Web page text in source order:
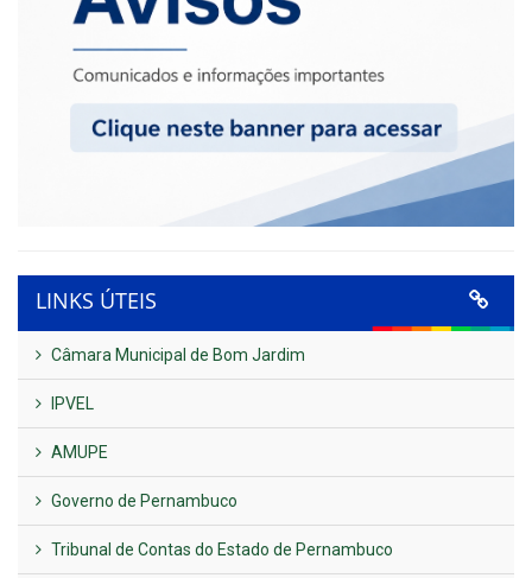
LINKS ÚTEIS
Câmara Municipal de Bom Jardim
IPVEL
AMUPE
Governo de Pernambuco
Tribunal de Contas do Estado de Pernambuco